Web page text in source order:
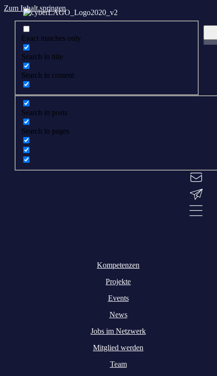
Zum Inhalt springen
Exact matches only
Search in title
Search in content
Search in posts
Search in pages
Kompetenzen
Projekte
Events
News
Jobs im Netzwerk
Mitglied werden
Team